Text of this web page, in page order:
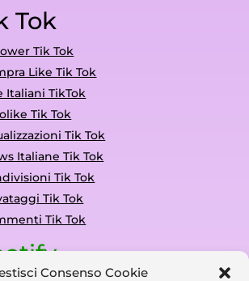
Consenso Cookie
Tok
Tik Tok
Like Tik Tok
Italiani TikTok
Tik Tok
Tik Tok
Italiane Tik Tok
Tik Tok
Tik Tok
Tik Tok